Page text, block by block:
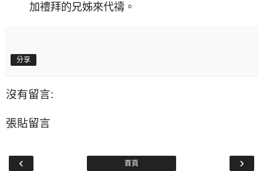
加禮拜的兄姊來代禱。
分享
沒有留言:
張貼留言
‹ ›
首頁